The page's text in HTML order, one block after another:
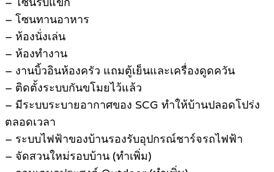
– โซนทานอาหาร
– ห้องนั่งเล่น
– ห้องทำงาน
– งานบิ้วอินห้องครัว แถมตู้เย็นและเครื่องดูดควัน
– ติดตั้งระบบกันขโมยไว้แล้ว
– มีระบบระบายอากาศของ SCG ทำให้บ้านปลอดโปร่ง
ตลอดเวลา
– ระบบไฟฟ้าของบ้านรองรับอุปกรณ์ชาร์จรถไฟฟ้า
– จัดสวนใหม่รอบบ้าน (ทำเพิ่ม)